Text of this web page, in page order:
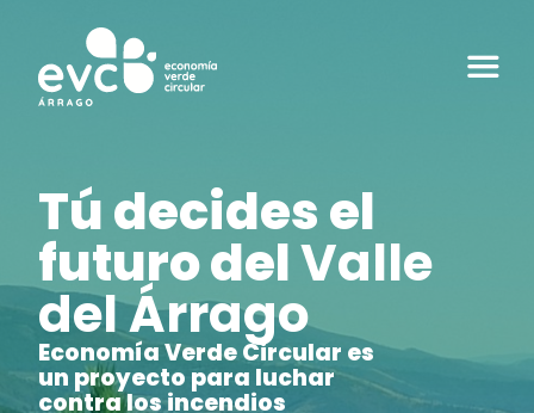
Tú decides el
futuro delValle
del Árrago
Economía Verde Circular es
un proyecto para luchar
contra los incendios